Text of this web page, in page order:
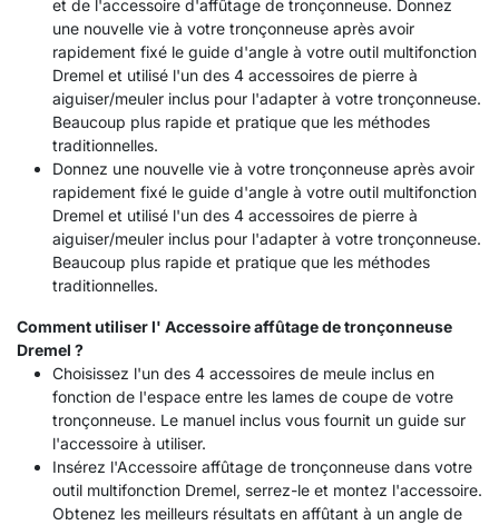
et de l'accessoire d'affûtage de tronçonneuse. Donnez
une nouvelle vie à votre tronçonneuse après avoir
rapidement fixé le guide d'angle à votre outil multifonction
Dremel et utilisé l'un des 4 accessoires de pierre à
aiguiser/meuler inclus pour l'adapter à votre tronçonneuse.
Beaucoup plus rapide et pratique que les méthodes
traditionnelles.
Donnez une nouvelle vie à votre tronçonneuse après avoir
rapidement fixé le guide d'angle à votre outil multifonction
Dremel et utilisé l'un des 4 accessoires de pierre à
aiguiser/meuler inclus pour l'adapter à votre tronçonneuse.
Beaucoup plus rapide et pratique que les méthodes
traditionnelles.
Comment utiliser l' Accessoire affûtage de tronçonneuse
Dremel ?
Choisissez l'un des 4 accessoires de meule inclus en
fonction de l'espace entre les lames de coupe de votre
tronçonneuse. Le manuel inclus vous fournit un guide sur
l'accessoire à utiliser.
Insérez l'Accessoire affûtage de tronçonneuse dans votre
outil multifonction Dremel, serrez-le et montez l'accessoire.
Obtenez les meilleurs résultats en affûtant à un angle de